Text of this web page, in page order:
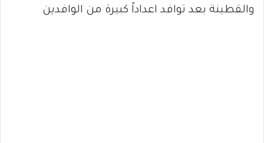
والقطينة بعد توافد اعداداً كبيرة من الوافدين